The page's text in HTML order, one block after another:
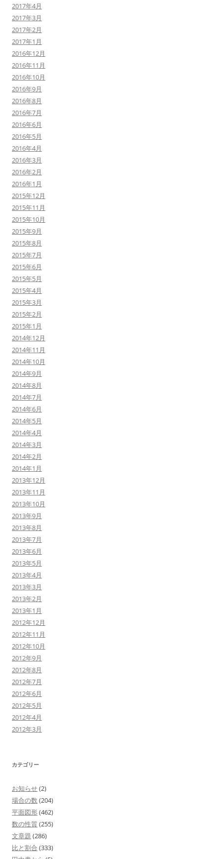
2017年4月
2017年3月
2017年2月
2017年1月
2016年12月
2016年11月
2016年10月
2016年9月
2016年8月
2016年7月
2016年6月
2016年5月
2016年4月
2016年3月
2016年2月
2016年1月
2015年12月
2015年11月
2015年10月
2015年9月
2015年8月
2015年7月
2015年6月
2015年5月
2015年4月
2015年3月
2015年2月
2015年1月
2014年12月
2014年11月
2014年10月
2014年9月
2014年8月
2014年7月
2014年6月
2014年5月
2014年4月
2014年3月
2014年2月
2014年1月
2013年12月
2013年11月
2013年10月
2013年9月
2013年8月
2013年7月
2013年6月
2013年5月
2013年4月
2013年3月
2013年2月
2013年1月
2012年12月
2012年11月
2012年10月
2012年9月
2012年8月
2012年7月
2012年6月
2012年5月
2012年4月
2012年3月
カテゴリー
お知らせ(2)
場合の数 (204)
平面図形(462)
数の性質(255)
文章題 (286)
比と割合 (333)